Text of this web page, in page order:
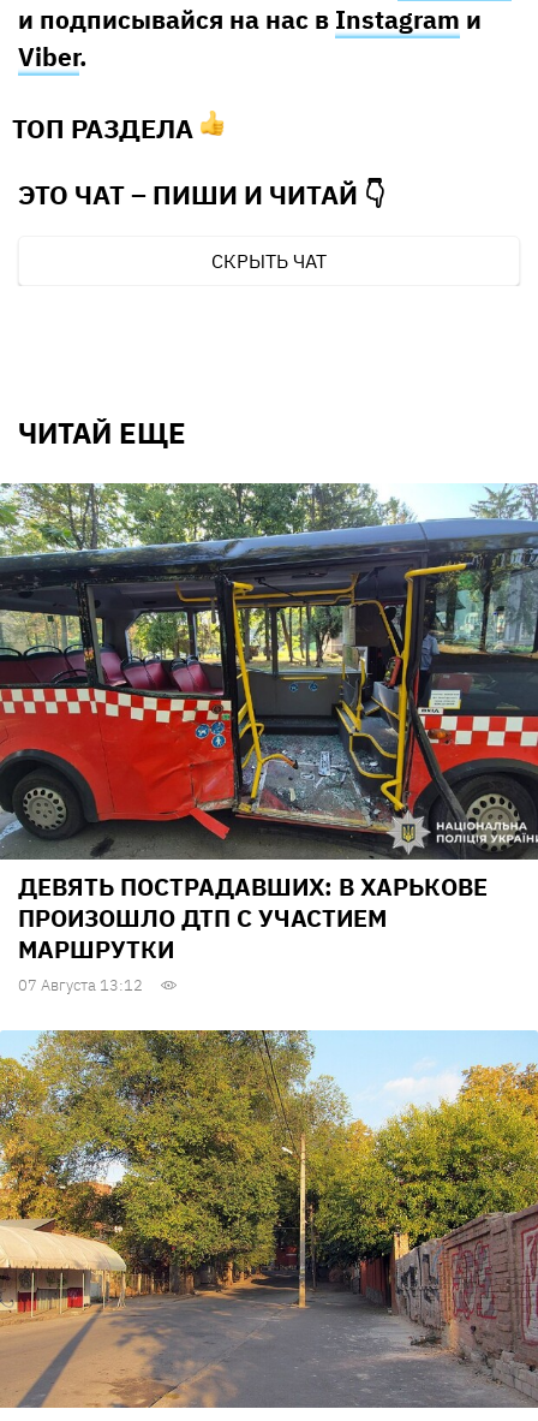
и подписывайся на нас в Instagram и
Viber.
ТОП РАЗДЕЛА
ЭТО ЧАТ – ПИШИ И ЧИТАЙ 👇
СКРЫТЬ ЧАТ
ЧИТАЙ ЕЩЕ
ДЕВЯТЬ ПОСТРАДАВШИХ: В ХАРЬКОВЕ
ПРОИЗОШЛО ДТП С УЧАСТИЕМ
МАРШРУТКИ
07 Августа 13:12